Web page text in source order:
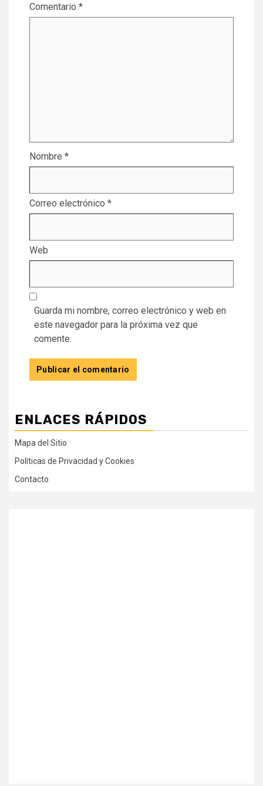
Comentario *
Nombre *
Correo electrónico *
Web
Guarda mi nombre, correo electrónico y web en
este navegador para la próxima vez que
comente.
ENLACES RÁPIDOS
Mapa del Sitio
Políticas de Privacidad y Cookies
Contacto